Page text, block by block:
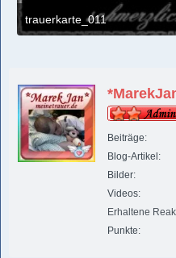
trauerkarte_011
29. September
Beiträge
Blog-Artikel
Bilder
Videos
Erhaltene
Punkte